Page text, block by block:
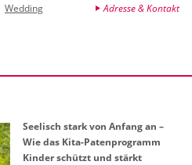
Wedding Adresse & Kontakt
See­lisch stark von An­fang an –
Wie das Kita-Pa­ten­pro­gramm
Kin­der schützt und stärkt